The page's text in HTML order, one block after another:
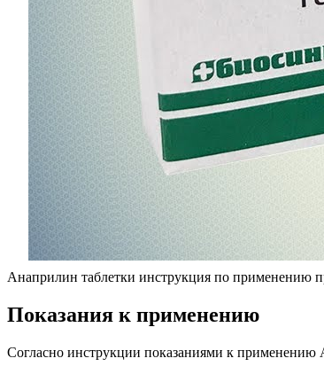
Анаприлин таблетки инструкция по применению
Показания к применению
Согласно инструкции показаниями к применению